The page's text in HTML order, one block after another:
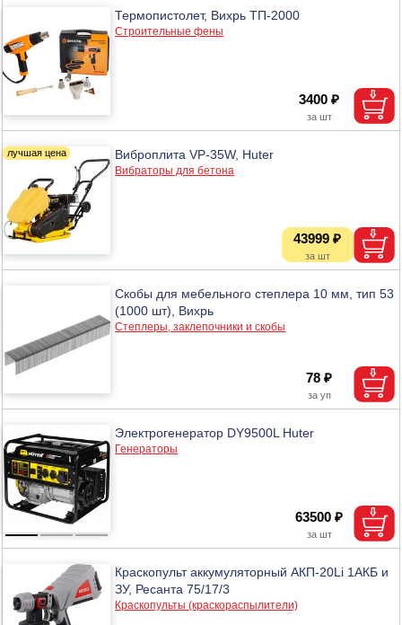
Термопистолет, Вихрь ТП-2000
Строительные фены
3400 ₽
Виброплита VP-35W, Huter
Вибраторы для бетона
43999 ₽
Скобы для мебельного степлера 10 мм, тип 53
(1000 шт), Вихрь
Степлеры, заклепочники и скобы
78 ₽
Электрогенератор DY9500L Huter
Генераторы
63500 ₽
Краскопульт аккумуляторный АКП-20Li 1АКБ и
ЗУ, Ресанта 75/17/3
Краскопульты (краскораспылители)